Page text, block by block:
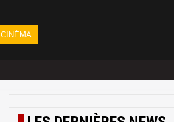
CINÉMA